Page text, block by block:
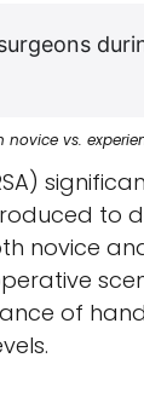
novice vs.
novice
of